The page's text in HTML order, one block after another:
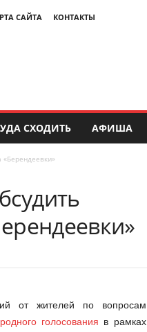
САЙТА КОНТАКТЫ
СХОДИТЬ АФИША
от жителей по вопросам
голосования в рамках